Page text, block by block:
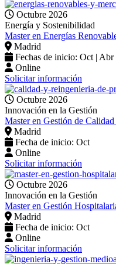
Octubre 2026
Energía y Sostenibilidad
Master en Energías
Madrid
Fechas de inicio: Oct | Abr
Online
Solicitar información
Octubre 2026
Innovación en la Gestión
Master en Gestión de
Madrid
Fecha de inicio: Oct
Online
Solicitar información
Octubre 2026
Innovación en la Gestión
Master en Gestión
Madrid
Fecha de inicio: Oct
Online
Solicitar información